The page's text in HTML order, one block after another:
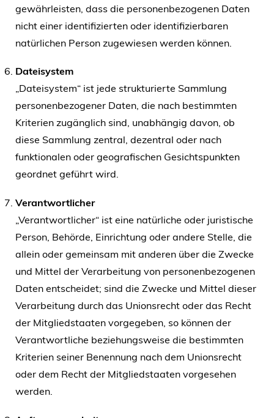
gewährleisten, dass die personenbezogenen Daten
nicht einer identifizierten oder identifizierbaren
natürlichen Person zugewiesen werden können.
Dateisystem
„Dateisystem“ ist jede strukturierte Sammlung
personenbezogener Daten, die nach bestimmten
Kriterien zugänglich sind, unabhängig davon, ob
diese Sammlung zentral, dezentral oder nach
funktionalen oder geografischen Gesichtspunkten
geordnet geführt wird.
Verantwortlicher
„Verantwortlicher“ ist eine natürliche oder juristische
Person, Behörde, Einrichtung oder andere Stelle, die
allein oder gemeinsam mit anderen über die Zwecke
und Mittel der Verarbeitung von personenbezogenen
Daten entscheidet; sind die Zwecke und Mittel dieser
Verarbeitung durch das Unionsrecht oder das Recht
der Mitgliedstaaten vorgegeben, so können der
Verantwortliche beziehungsweise die bestimmten
Kriterien seiner Benennung nach dem Unionsrecht
oder dem Recht der Mitgliedstaaten vorgesehen
werden.